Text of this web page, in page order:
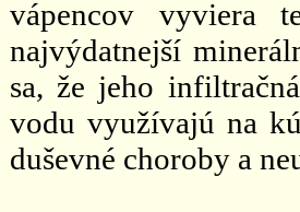
vápencov vyviera
najvýdatnejší
sa, že jeho
vodu využívajú na
duševné choroby a